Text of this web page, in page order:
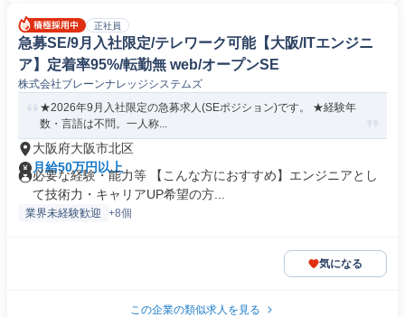
正社員
急募SE/9月入社限定/テレワーク可能【大阪/ITエンジニ
ア】定着率95%/転勤無 web/オープンSE
株式会社ブレーンナレッジシステムズ
★2026年9月入社限定の急募求人(SEポジション)です。 ★経験年
数・言語は不問。一人称...
大阪府大阪市北区
月給50万円以上
必要な経験・能力等 【こんな方におすすめ】エンジニアとし
て技術力・キャリアUP希望の方...
業界未経験歓迎 +8個
気になる
この企業の類似求人を見る